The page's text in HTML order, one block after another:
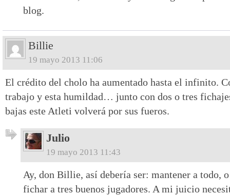
blog.
Billie
19 mayo 2013 11:06
El crédito del cholo ha aumentado hasta el infinito.
trabajo y esta humildad… junto con dos o tres
bajas este Atleti volverá por sus fueros.
Julio
19 mayo 2013 11:43
Ay, don Billie, así debería ser: mantener a todo,
fichar a tres buenos jugadores. A mi juicio